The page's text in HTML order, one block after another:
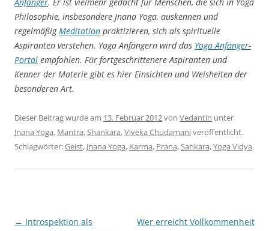
Philosophie, insbesondere Jnana Yoga, auskennen und
regelmäßigMeditation praktizieren, sich als spirituelle
Aspiranten verstehen. Yoga Anfängern wird das YogaAnfänger-
Portal empfohlen. Für fortgeschrittenere Aspiranten und
Kenner der Materie gibt es hier Einsichten und Weisheiten der
besonderen Art.
Dieser Beitrag wurde am 13. Februar 2012von Vedantin unter
Jnana Yoga, Mantra,Shankara,Viveka Chudamaniveröffentlicht.
Schlagwörter:Geist, Jnana Yoga, Karma, Prana,Sankara,Yoga Vidya.
Beitragsnavigation
← Introspektion als
Wer erreicht Vollkommenheit